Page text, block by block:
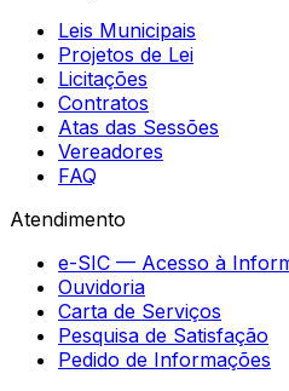
Leis Municipais
Projetos de Lei
Licitações
Contratos
Atas das Sessões
Vereadores
FAQ
Atendimento
e-SIC — Acesso à
Ouvidoria
Carta de Serviços
Pesquisa de Satisfação
Pedido de Informações